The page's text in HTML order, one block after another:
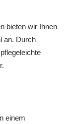
bieten wir Ihnen
an. Durch
einem